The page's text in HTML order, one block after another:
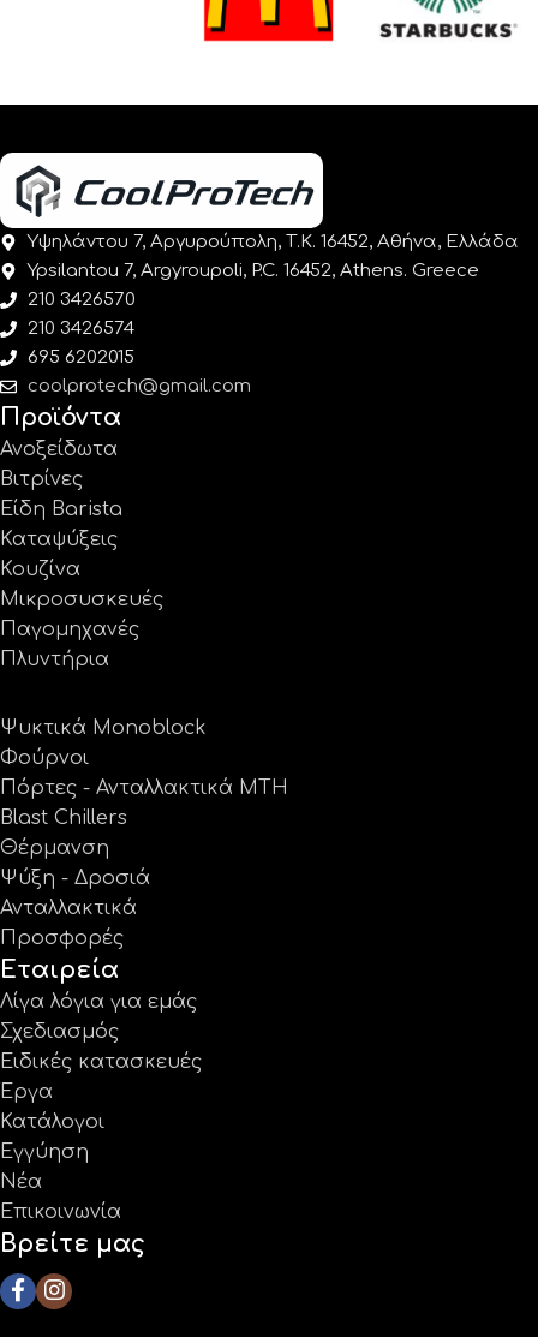
Υψηλάντου 7, Αργυρούπολη, Τ.Κ. 16452, Αθήνα, Ελλάδα
Ypsilantou 7, Argyroupoli, P.C. 16452, Athens. Greece
210 3426570
210 3426574
695 6202015
coolprotech@gmail.com
Προϊόντα
Ανοξείδωτα
Βιτρίνες
Είδη Barista
Καταψύξεις
Κουζίνα
Μικροσυσκευές
Παγομηχανές
Πλυντήρια
Ψυκτικά Monoblock
Φούρνοι
Πόρτες - Ανταλλακτικά MTH
Blast Chillers
Θέρμανση
Ψύξη - Δροσιά
Ανταλλακτικά
Προσφορές
Εταιρεία
Λίγα λόγια για εμάς
Σχεδιασμός
Ειδικές κατασκευές
Έργα
Κατάλογοι
Εγγύηση
Νέα
Επικοινωνία
Βρείτε μας